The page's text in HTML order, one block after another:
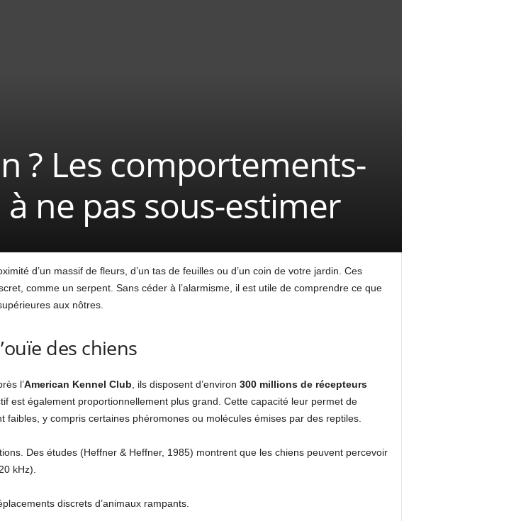
? Les comportements-
ne pas sous-estimer
d’un massif de fleurs, d’un tas de feuilles ou d’un coin de votre jardin. Ces
comme un serpent. Sans céder à l’alarmisme, il est utile de comprendre ce que
aux nôtres.
des chiens
l’American Kennel Club , ils disposent d’environ 300 millions de récepteurs
est également proportionnellement plus grand. Cette capacité leur permet de
y compris certaines phéromones ou molécules émises par des reptiles.
Des études (Heffner & Heffner, 1985) montrent que les chiens peuvent percevoir
kHz).
discrets d’animaux rampants.